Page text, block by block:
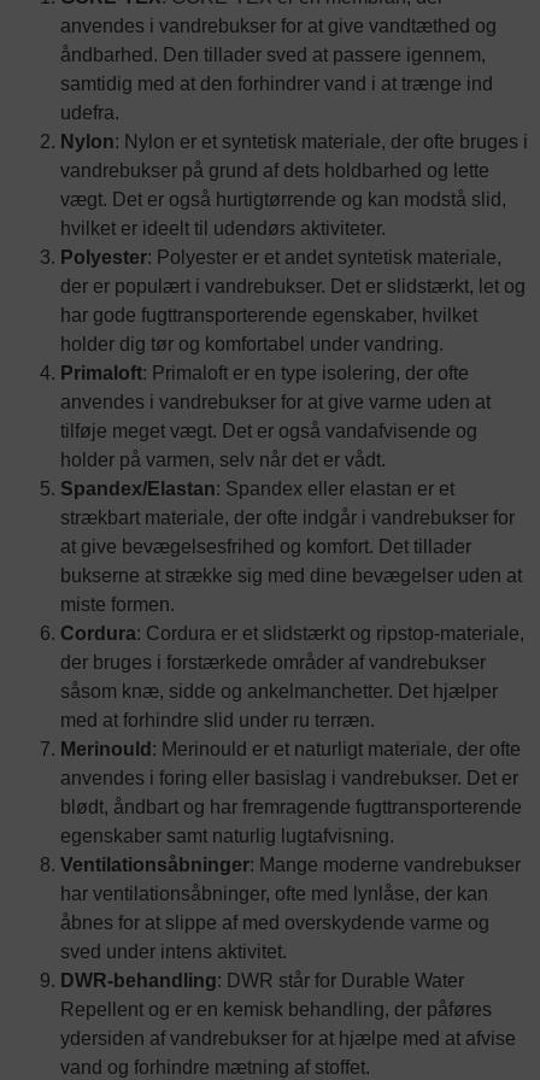
anvendes i vandrebukser for at give vandtæthed og
åndbarhed. Den tillader sved at passere igennem,
samtidig med at den forhindrer vand i at trænge ind
udefra.
Nylon: Nylon er et syntetisk materiale, der ofte bruges i
vandrebukser på grund af dets holdbarhed og lette
vægt. Det er også hurtigtørrende og kan modstå slid,
hvilket er ideelt til udendørs aktiviteter.
Polyester: Polyester er et andet syntetisk materiale,
der er populært i vandrebukser. Det er slidstærkt, let og
har gode fugttransporterende egenskaber, hvilket
holder dig tør og komfortabel under vandring.
Primaloft: Primaloft er en type isolering, der ofte
anvendes i vandrebukser for at give varme uden at
tilføje meget vægt. Det er også vandafvisende og
holder på varmen, selv når det er vådt.
Spandex/Elastan: Spandex eller elastan er et
strækbart materiale, der ofte indgår i vandrebukser for
at give bevægelsesfrihed og komfort. Det tillader
bukserne at strække sig med dine bevægelser uden at
miste formen.
Cordura: Cordura er et slidstærkt og ripstop-materiale,
der bruges i forstærkede områder af vandrebukser
såsom knæ, sidde og ankelmanchetter. Det hjælper
med at forhindre slid under ru terræn.
Merinould : Merinould er et naturligt materiale, der ofte
anvendes i foring eller basislag i vandrebukser. Det er
blødt, åndbart og har fremragende fugttransporterende
egenskaber samt naturlig lugtafvisning.
Ventilationsåbninger: Mange moderne vandrebukser
har ventilationsåbninger, ofte med lynlåse, der kan
åbnes for at slippe af med overskydende varme og
sved under intens aktivitet.
DWR-behandling: DWR står for Durable Water
Repellent og er en kemisk behandling, der påføres
ydersiden af vandrebukser for at hjælpe med at afvise
vand og forhindre mætning af stoffet.